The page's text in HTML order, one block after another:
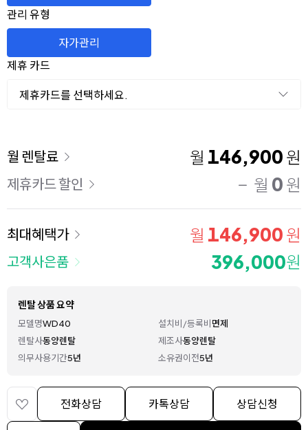
관리 유형
자가관리
제휴 카드
제휴카드를 선택하세요.
이용 요금
월 렌탈료 월 146,900 원
제휴카드 할인 월 0 원
최대혜택가 월 146,900 원
고객사은품 396,000원
렌탈 상품 요약
모델명WD40 설치비/등록비면제
렌탈사동양렌탈 제조사동양렌탈
의무사용기간5년 소유권이전5년
전화상담 카톡상담 상담신청